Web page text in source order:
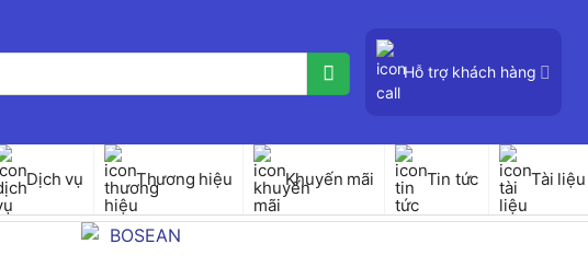
Hỗ trợ khách hàng
Dịch vụ Thương hiệu Khuyến mãi Tin tức Tài liệu